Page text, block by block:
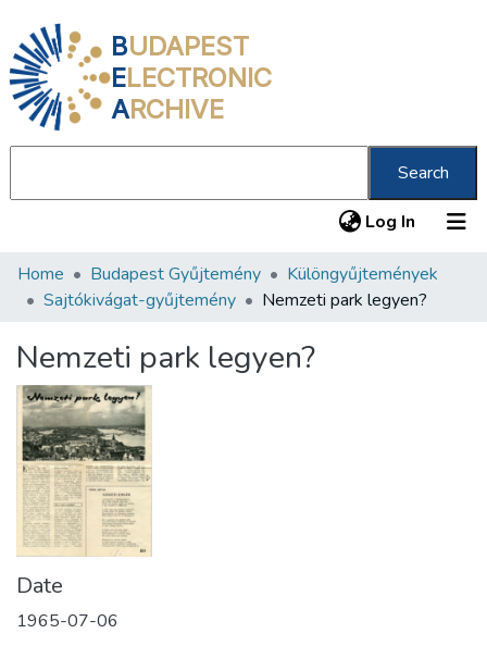
BUDAPEST
ELECTRONIC
ARCHIVE
Search
Log In (current)
Communities & Collections
Statistics
About us
Home Budapest Gyűjtemény
Különgyűjtemények
Sajtókivágat-gyűjtemény
Nemzeti park legyen?
Nemzeti park legyen?
Date
1965-07-06